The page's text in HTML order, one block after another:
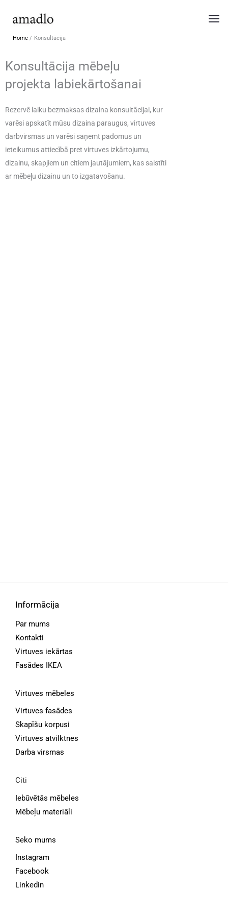
Home Konsultācija
Konsultācija mēbeļu
projekta labiekārtošanai
Rezervē laiku bezmaksas dizaina konsultācijai, kur
varēsi apskatīt mūsu dizaina paraugus, virtuves
darbvirsmas un varēsi saņemt padomus un
ieteikumus attiecībā pret virtuves izkārtojumu,
dizainu, skapjiem un citiem jautājumiem, kas saistīti
ar mēbeļu dizainu un to izgatavošanu.
Informācija
Par mums
Kontakti
Virtuves iekārtas
Fasādes IKEA
Virtuves mēbeles
Virtuves fasādes
Skapīšu korpusi
Virtuves atvilktnes
Darba virsmas
Citi
Iebūvētās mēbeles
Mēbeļu materiāli
Seko mums
Instagram
Facebook
Linkedin